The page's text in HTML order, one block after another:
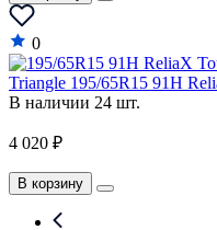
0
Triangle 195/65R15 91H
В наличии 24 шт.
4 020 ₽
В корзину